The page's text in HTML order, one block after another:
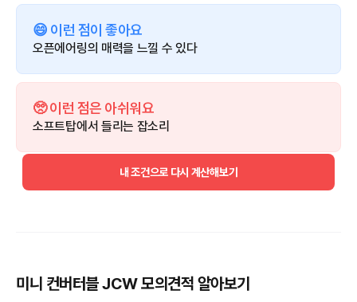
😄 이런 점이 좋아요
오픈에어링의 매력을 느낄 수 있다
🥺 이런 점은 아쉬워요
소프트탑에서 들리는 잡소리
내 조건으로 다시 계산해보기
미니 컨버터블 JCW 모의견적 알아보기